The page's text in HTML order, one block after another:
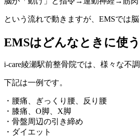
という流れで動きますが、EMSでは
EMSはどんなときに使
i-care綾瀬駅前整骨院では、様々な不
下記は一例です。
・腰痛、ぎっくり腰、反り腰
・膝痛、O脚、X脚
・骨盤周辺の引き締め
・ダイエット